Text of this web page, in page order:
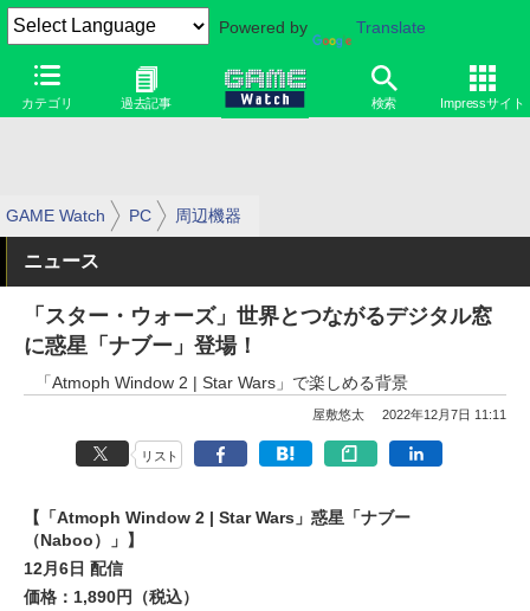
Powered by Translate
カテゴリ 過去記事 検索 Impressサイト
GAME Watch PC 周辺機器
ニュース
「スター・ウォーズ」世界とつながるデジタル窓
に惑星「ナブー」登場！
「Atmoph Window 2 | Star Wars」で楽しめる背景
屋敷悠太 2022年12月7日 11:11
リスト
【「Atmoph Window 2 | Star Wars」惑星「ナブー
（Naboo）」】
12月6日 配信
価格：1,890円（税込）